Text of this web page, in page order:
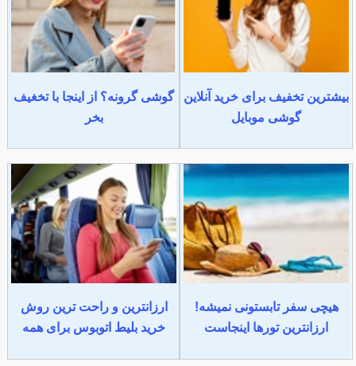
بیشترین تخفیف برای خرید آنلاین
گوشی موبایل
گوشی گرونه؟ از اینجا با تخغیف
بخر
هیچی سفر تابستونی نمیشه!
ارزانترین تورها اینجاست
ارزانترین و راحت ترین روش
خرید بلیط اتوبوس برای همه